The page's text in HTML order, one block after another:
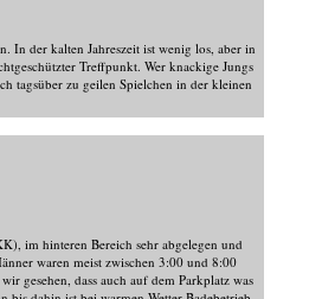
In der kalten Jahreszeit ist wenig los, aber in
Treffpunkt. Wer knackige Jungs
tagsüber zu geilen Spielchen in der kleinen
im hinteren Bereich sehr abgelegen und
waren meist zwischen 3:00 und 8:00
gesehen, dass auch auf dem Parkplatz was